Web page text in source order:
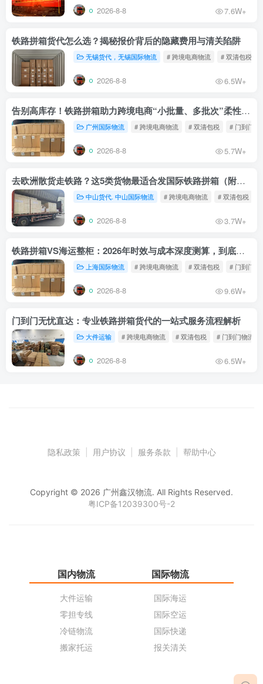
2026-8-8 7.6W+
铁路拼箱货代怎么选？揭秘报价背后的隐藏费用与清关陷阱
无锡货代，无锡国际物流 # 跨境电商物流 # 双清包税
2026-8-8 6.5W+
告别高库存！铁路拼箱助力跨境电商“小批量、多批次”柔性补货
广州国际物流 # 跨境电商物流 # 双清包税 # 门到门物
2026-8-8 5.7W+
去欧洲散货走铁路？这5类货物最适合发国际铁路拼箱（附禁运清单）
中山货代. 中山国际物流 # 跨境电商物流 # 双清包税
2026-8-8 3.7W+
铁路拼箱VS海运整柜：2026年时效与成本深度测算，到底能省多少钱？
上海国际物流 # 跨境电商物流 # 双清包税 # 门到门物
2026-8-8 9.6W+
门到门无忧直达：专业铁路拼箱货代的一站式服务流程解析
大件运输 # 跨境电商物流 # 双清包税 # 门到门物流
2026-8-8 6.5W+
隐私政策 用户协议 服务条款 帮助中心
Copyright © 2026 广州鑫汉物流. All Rights Reserved.
粤ICP备12039300号-2
国内物流
大件运输
零担专线
冷链物流
搬家托运
国际物流
国际海运
国际空运
国际快递
报关清关